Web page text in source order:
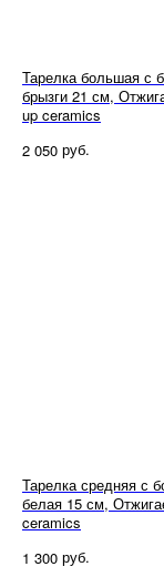
Тарелка большая с
брызги 21 см,
up ceramics
2 050 руб.
Тарелка средняя с
белая 15 см,
ceramics
1 300 руб.